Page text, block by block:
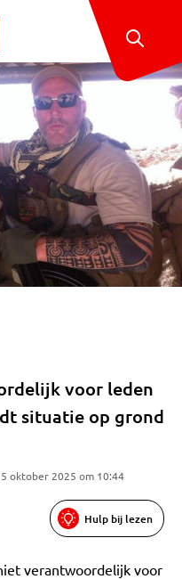
voor leden
situatie op grond
oktober 2025 om 10:44
Hulp bij lezen
verantwoordelijk voor